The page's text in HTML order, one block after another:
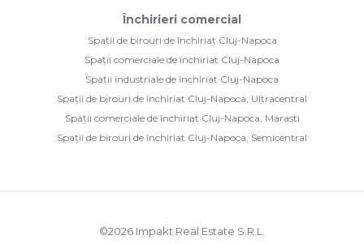
Închirieri comercial
Spații de birouri de închiriat Cluj-Napoca
Spații comerciale de închiriat Cluj-Napoca
Spații industriale de închiriat Cluj-Napoca
Spații de birouri de închiriat Cluj-Napoca, Ultracentral
Spații comerciale de închiriat Cluj-Napoca, Marasti
Spații de birouri de închiriat Cluj-Napoca, Semicentral
©2026 Impakt Real Estate S.R.L.